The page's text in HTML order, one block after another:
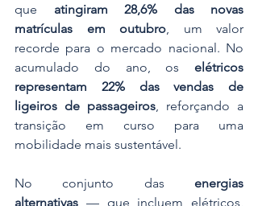
que atingiram 28,6% das novas
matrículas em outubro, um valor
recorde para o mercado nacional. No
acumulado do ano, os elétricos
representam 22% das vendas de
ligeiros de passageiros, reforçando a
transição em curso para uma
mobilidade mais sustentável.
No conjunto das energias
alternativas — que incluem elétricos,